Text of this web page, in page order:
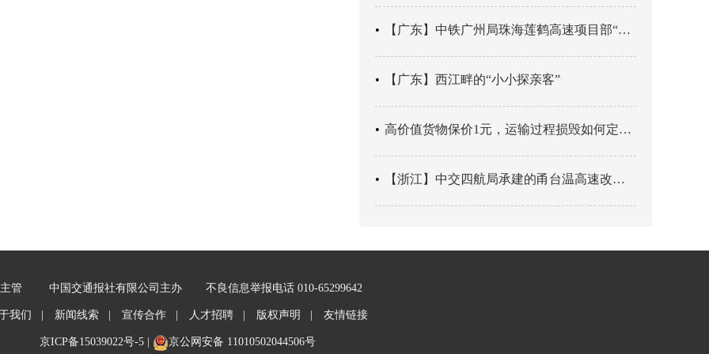
【广东】中铁广州局珠海莲鹤高速项目部“靶向施训”筑牢应急处置防线
【广东】西江畔的“小小探亲客”
高价值货物保价1元，运输过程损毁如何定责？
【浙江】中交四航局承建的甬台温高速改扩建工程台州南段TJ06标段恢复双向通行
管 中国交通报社有限公司主办 不良信息举报电话 010-65299642
我们 | 新闻线索 | 宣传合作 | 人才招聘 | 版权声明 | 友情链接
京ICP备15039022号-5| 京公网安备 11010502044506号